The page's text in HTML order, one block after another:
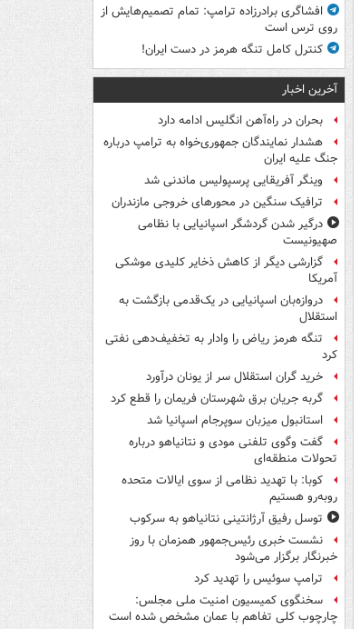
افشاگری برادرزاده ترامپ: تمام تصمیم‌هایش از
روی ترس است
کنترل کامل تنگه هرمز در دست ایران!
آخرین اخبار
بحران در راه‌آهن انگلیس ادامه دارد
هشدار نمایندگان جمهوری‌خواه به ترامپ درباره
جنگ علیه ایران
وینگر آفریقایی پرسپولیس ماندنی شد
ترافیک سنگین در محورهای خروجی مازندران
درگیر شدن گردشگر اسپانیایی با نظامی
صهیونیست
گزارشی دیگر از کاهش ذخایر کلیدی موشکی
آمریکا
دروازه‌بان اسپانیایی در یک‌قدمی بازگشت به
استقلال
تنگه هرمز ریاض را وادار به تخفیف‌دهی نفتی
کرد
خرید گران استقلال سر از یونان درآورد
گربه جریان برق شهرستان فریمان را قطع کرد
استانبول میزبان سوپرجام اسپانیا شد
گفت وگوی تلفنی مودی و نتانیاهو درباره
تحولات منطقه‌ای
کوبا: با تهدید نظامی از سوی ایالات متحده
روبه‌رو هستیم
توسل رفیق آرژانتینی نتانیاهو به سرکوب
نشست خبری رئیس‌جمهور همزمان با روز
خبرنگار برگزار می‌شود
ترامپ سوئیس را تهدید کرد
سخنگوی کمیسیون امنیت ملی مجلس:
چارچوب کلی تفاهم با عمان مشخص شده است